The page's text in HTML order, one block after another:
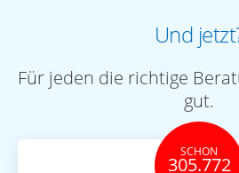
Und
Für jeden die richtige
gut.
SCHON
305.772